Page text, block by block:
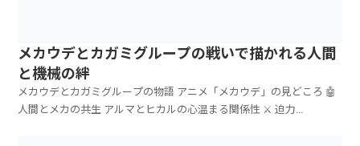
メカウデとカガミグループの戦いで描かれる人間
と機械の絆
メカウデとカガミグループの物語 アニメ「メカウデ」の見どころ 🤖
人間とメカの共生 アルマとヒカルの心温まる関係性 ⚔️ 迫力...